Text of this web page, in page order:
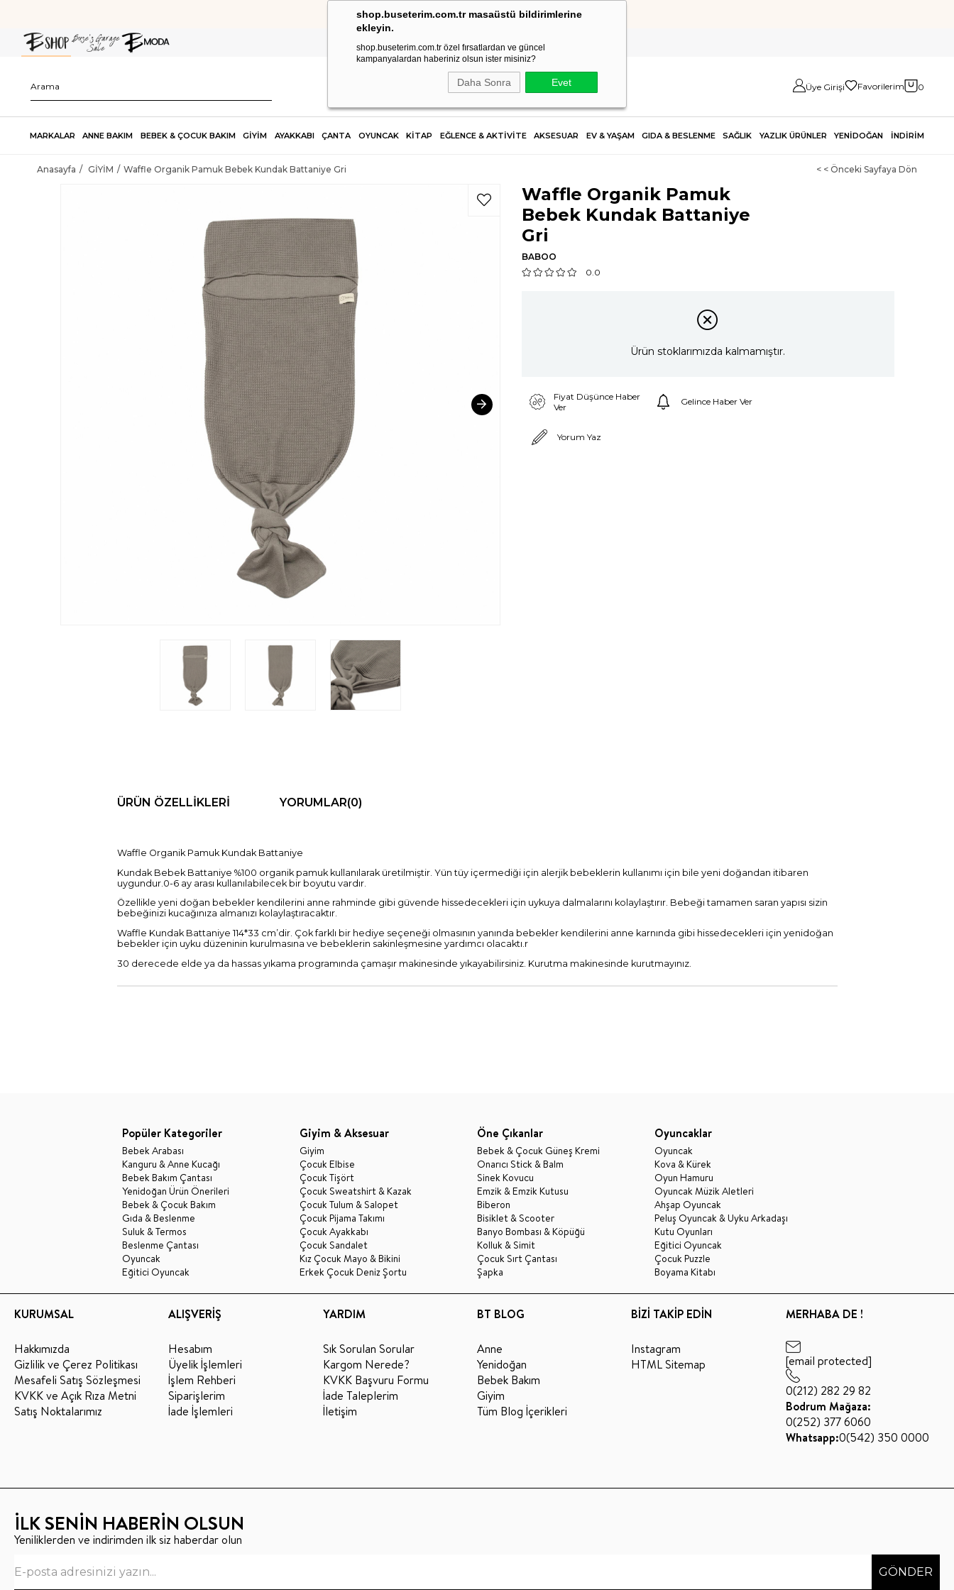
shop.buseterim.com.tr masaüstü bildirimlerine
ekleyin.
shop.buseterim.com.tr özel fırsatlardan ve güncel
kampanyalardan haberiniz olsun ister misiniz?
Daha Sonra Evet
2.500 TL VE ÜZERİ SİPARİŞLERDE KARGO ÜCRETSİZ!
Üye Girişi Favorilerim 0
MARKALAR ANNE BAKIM BEBEK & ÇOCUK BAKIM GİYİM AYAKKABI ÇANTA OYUNCAK KİTAP EĞLENCE & AKTİVİTE AKSESUAR EV & YAŞAM GIDA & BESLENME SAĞLIK YAZLIK ÜRÜNLER YENİDOĞAN İNDİRİM
Anasayfa GİYİM Waffle Organik Pamuk Bebek Kundak Battaniye Gri < < Önceki Sayfaya Dön
Waffle Organik Pamuk
Bebek Kundak Battaniye
Gri
BABOO
0.0
Ürün stoklarımızda kalmamıştır.
Fiyat Düşünce Haber
Ver
Gelince Haber Ver
Yorum Yaz
ÜRÜN ÖZELLIKLERI YORUMLAR(0)
Waffle Organik Pamuk Kundak Battaniye
Kundak Bebek Battaniye %100 organik pamuk kullanılarak üretilmiştir. Yün tüy içermediği için alerjik bebeklerin kullanımı için bile yeni doğandan itibaren
uygundur.0-6 ay arası kullanılabilecek bir boyutu vardır.
Özellikle yeni doğan bebekler kendilerini anne rahminde gibi güvende hissedecekleri için uykuya dalmalarını kolaylaştırır. Bebeği tamamen saran yapısı sizin
bebeğinizi kucağınıza almanızı kolaylaştıracaktır.
Waffle Kundak Battaniye 114*33 cm’dir. Çok farklı bir hediye seçeneği olmasının yanında bebekler kendilerini anne karnında gibi hissedecekleri için yenidoğan
bebekler için uyku düzeninin kurulmasına ve bebeklerin sakinleşmesine yardımcı olacaktı.r
30 derecede elde ya da hassas yıkama programında çamaşır makinesinde yıkayabilirsiniz. Kurutma makinesinde kurutmayınız.
Popüler Kategoriler
Bebek Arabası
Kanguru & Anne Kucağı
Bebek Bakım Çantası
Yenidoğan Ürün Önerileri
Bebek & Çocuk Bakım
Gıda & Beslenme
Suluk & Termos
Beslenme Çantası
Oyuncak
Eğitici Oyuncak
Giyim & Aksesuar
Giyim
Çocuk Elbise
Çocuk Tişört
Çocuk Sweatshirt & Kazak
Çocuk Tulum & Salopet
Çocuk Pijama Takımı
Çocuk Ayakkabı
Çocuk Sandalet
Kız Çocuk Mayo & Bikini
Erkek Çocuk Deniz Şortu
Öne Çıkanlar
Bebek & Çocuk Güneş Kremi
Onarıcı Stick & Balm
Sinek Kovucu
Emzik & Emzik Kutusu
Biberon
Bisiklet & Scooter
Banyo Bombası & Köpüğü
Kolluk & Simit
Çocuk Sırt Çantası
Şapka
Oyuncaklar
Oyuncak
Kova & Kürek
Oyun Hamuru
Oyuncak Müzik Aletleri
Ahşap Oyuncak
Peluş Oyuncak & Uyku Arkadaşı
Kutu Oyunları
Eğitici Oyuncak
Çocuk Puzzle
Boyama Kitabı
KURUMSAL
Hakkımızda
Gizlilik ve Çerez Politikası
Mesafeli Satış Sözleşmesi
KVKK ve Açık Rıza Metni
Satış Noktalarımız
ALIŞVERİŞ
Hesabım
Üyelik İşlemleri
İşlem Rehberi
Siparişlerim
İade İşlemleri
YARDIM
Sık Sorulan Sorular
Kargom Nerede?
KVKK Başvuru Formu
İade Taleplerim
İletişim
BT BLOG
Anne
Yenidoğan
Bebek Bakım
Giyim
Tüm Blog İçerikleri
BİZİ TAKİP EDİN
Instagram
HTML Sitemap
MERHABA DE !
[email protected]
0(212) 282 29 82
Bodrum Mağaza:
0(252) 377 6060
Whatsapp:0(542) 350 0000
İLK SENİN HABERİN OLSUN
Yeniliklerden ve indirimden ilk siz haberdar olun
GÖNDER